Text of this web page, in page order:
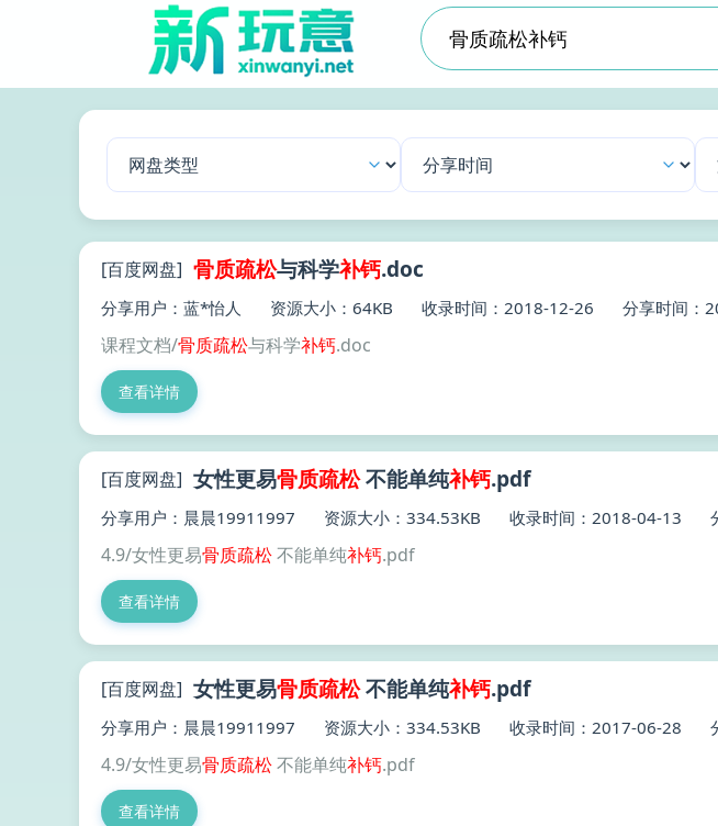
[百度网盘] 骨质疏松与科学补钙.doc
分享用户：蓝*怡人 资源大小：64KB 收录时间：2018-12-26 分享时间：
课程文档/骨质疏松与科学补钙.doc
查看详情
[百度网盘] 女性更易骨质疏松不能单纯补钙.pdf
分享用户：晨晨19911997 资源大小：334.53KB 收录时间：2018-04-13
4.9/女性更易骨质疏松不能单纯补钙.pdf
查看详情
[百度网盘] 女性更易骨质疏松不能单纯补钙.pdf
分享用户：晨晨19911997 资源大小：334.53KB 收录时间：2017-06-28
4.9/女性更易骨质疏松不能单纯补钙.pdf
查看详情